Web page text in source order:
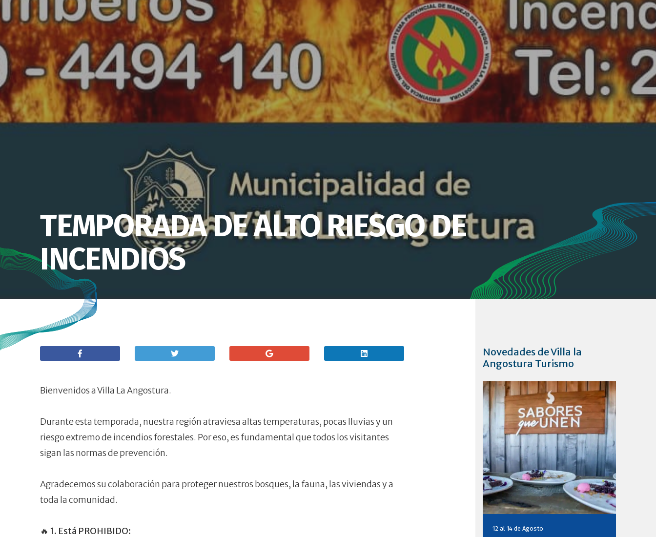
TEMPORADA DE ALTO RIESGO DE
INCENDIOS
Bienvenidos a Villa La Angostura.
Durante esta temporada, nuestra región atraviesa altas temperaturas, pocas lluvias y un
riesgo extremo de incendios forestales. Por eso, es fundamental que todos los visitantes
sigan las normas de prevención.
Agradecemos su colaboración para proteger nuestros bosques, la fauna, las viviendas y a
toda la comunidad.
🔥 1. Está PROHIBIDO:
Novedades de Villa la
Angostura Turismo
12 al 14 deAgosto